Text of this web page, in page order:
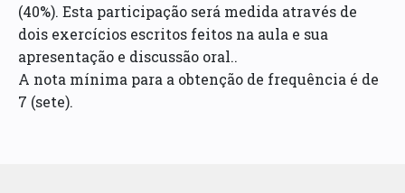
(40%). Esta participação será medida através de
dois exercícios escritos feitos na aula e sua
apresentação e discussão oral..
A nota mínima para a obtenção de frequência é de
7 (sete).